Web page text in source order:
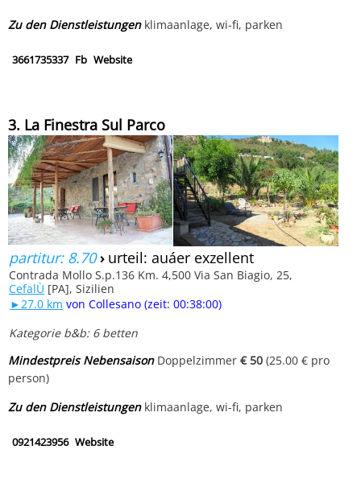
Zu den Dienstleistungenklimaanlage, wi-fi, parken
3661735337 Fb Website
3. La Finestra Sul Parco
partitur: 8.70› urteil: auáer exzellent
Contrada Mollo S.p.136 Km. 4,500 Via San Biagio, 25,
CefalÙ [PA], Sizilien
►27.0 km von Collesano (zeit: 00:38:00)
Kategorie b&b: 6 betten
Mindestpreis NebensaisonDoppelzimmer€ 50 (25.00 € pro
person)
Zu den Dienstleistungenklimaanlage, wi-fi, parken
0921423956 Website